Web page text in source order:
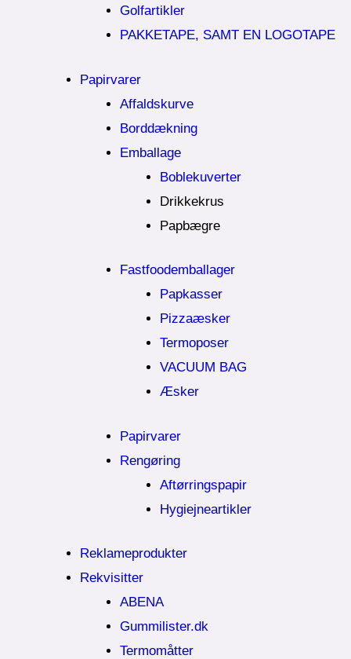
Golfartikler
PAKKETAPE, SAMT EN LOGOTAPE
Papirvarer
Affaldskurve
Borddækning
Emballage
Boblekuverter
Drikkekrus
Papbægre
Fastfoodemballager
Papkasser
Pizzaæsker
Termoposer
VACUUM BAG
Æsker
Papirvarer
Rengøring
Aftørringspapir
Hygiejneartikler
Reklameprodukter
Rekvisitter
ABENA
Gummilister.dk
Termomåtter